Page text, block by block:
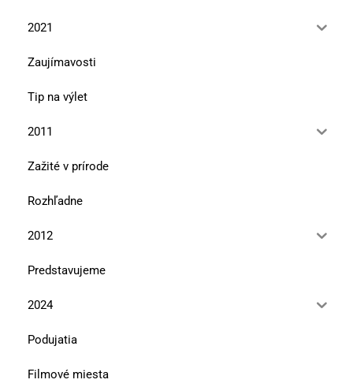
2021
Zaujímavosti
Tip na výlet
2011
Zažité v prírode
Rozhľadne
2012
Predstavujeme
2024
Podujatia
Filmové miesta